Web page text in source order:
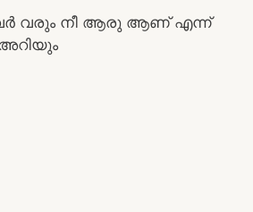
വരും നീ ആരു ആണ് എന്ന്